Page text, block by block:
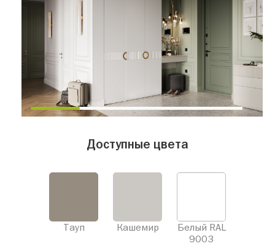
Доступные цвета
Тауп Кашемир
Белый RAL
9003